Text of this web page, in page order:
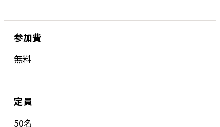
参加費
無料
定員
50名